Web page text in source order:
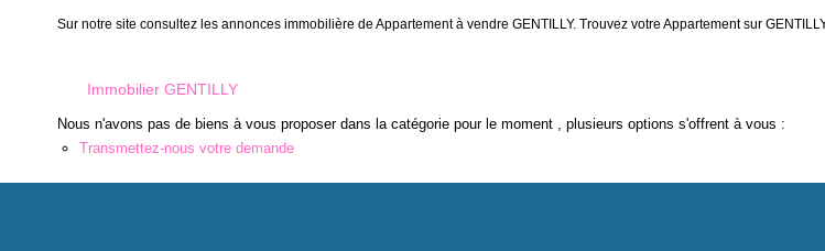
Sur notre site consultez les annonces immobilière de Appartement à vendre GENTILLY. Trouvez votre Appartement sur
Immobilier GENTILLY
Nous n'avons pas de biens à vous proposer dans la catégorie pour le moment , plusieurs options s'offrent à vous :
Transmettez-nous votre demande